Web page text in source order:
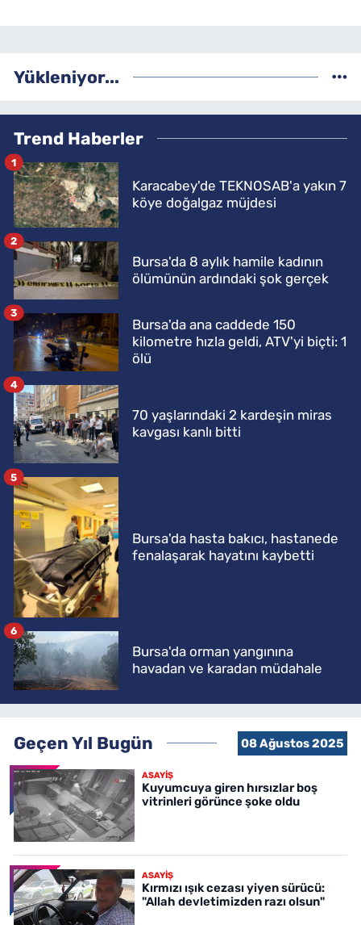
Yükleniyor...
Trend Haberler
Karacabey'de TEKNOSAB'a yakın 7
köye doğalgaz müjdesi
1
Bursa'da 8 aylık hamile kadının
ölümünün ardındaki şok gerçek
2
Bursa'da ana caddede 150
kilometre hızla geldi, ATV'yi biçti: 1
ölü
3
70 yaşlarındaki 2 kardeşin miras
kavgası kanlı bitti
4
Bursa'da hasta bakıcı, hastanede
fenalaşarak hayatını kaybetti
5
Bursa'da orman yangınına
havadan ve karadan müdahale
6
Geçen Yıl Bugün 08 Ağustos 2025
ASAYİŞ
Kuyumcuya giren hırsızlar boş
vitrinleri görünce şoke oldu
ASAYİŞ
Kırmızı ışık cezası yiyen sürücü:
"Allah devletimizden razı olsun"